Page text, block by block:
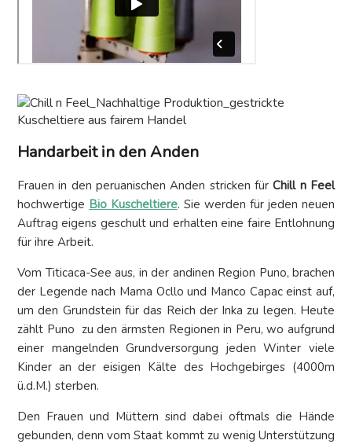
Handarbeitin den Anden
Frauen in den peruanischen Anden stricken fürChill n Feel
hochwertige Bio Kuscheltiere. Sie werden für jeden neuen
Auftrag eigens geschult und erhalten eine faire Entlohnung
für ihre Arbeit.
Vom Titicaca-See aus, in der andinen Region Puno, brachen
der Legende nach Mama Ocllo und Manco Capac einst auf,
um den Grundstein für das Reich der Inka zu legen. Heute
zählt Puno zu den ärmsten Regionen in Peru, wo aufgrund
einer mangelnden Grundversorgung jeden Winter viele
Kinder an der eisigen Kälte des Hochgebirges (4000m
ü.d.M.) sterben.
Den Frauen und Müttern sind dabei oftmals die Hände
gebunden, denn vom Staat kommt zu wenig Unterstützung